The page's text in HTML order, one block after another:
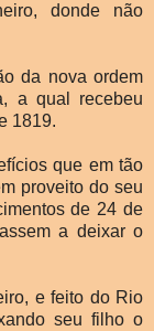
donde não
da nova ordem
a qual recebeu
1819.
que em tão
proveito do seu
de 24 de
a deixar o
e feito do Rio
seu filho o